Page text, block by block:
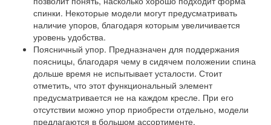
спинки. Некоторые модели могут предусматривать
наличие упоров, благодаря которым увеличивается
уровень удобства.
Поясничный упор. Предназначен для поддержания
поясницы, благодаря чему в сидячем положении спина
дольше время не испытывает усталости. Стоит
отметить, что этот функциональный элемент
предусматривается не на каждом кресле. При его
отсутствии можно упор приобрести отдельно, модели
предлагаются в большом ассортименте.